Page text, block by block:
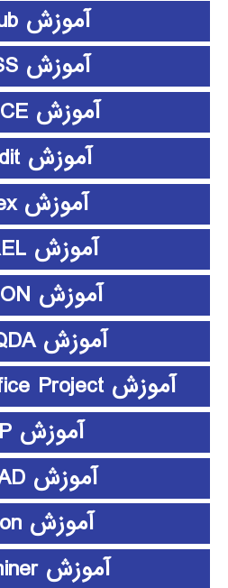
آموزش github
آموزش HFSS
آموزش HSPICE
آموزش L-Edit
آموزش Latex
آموزش LISREL
آموزش LUMION
آموزش MAXQDA
آموزش Microsoft Office Project
آموزش PHP
آموزش PSCAD
آموزش python
آموزش rapidminer